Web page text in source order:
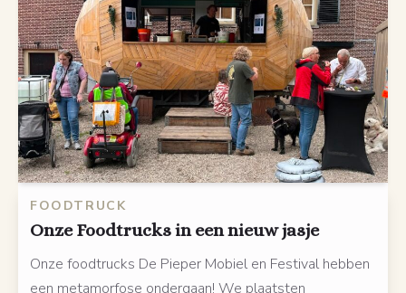
FOODTRUCK
Onze Foodtrucks in een nieuw jasje
Onze foodtrucks De Pieper Mobiel en Festival hebben
een metamorfose ondergaan! We plaatsten